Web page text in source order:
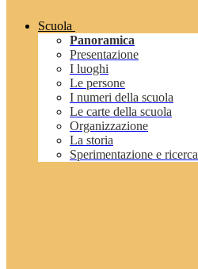
Scuola
Panoramica
Presentazione
I luoghi
Le persone
I numeri della scuola
Le carte della scuola
Organizzazione
La storia
Sperimentazione e ricerca